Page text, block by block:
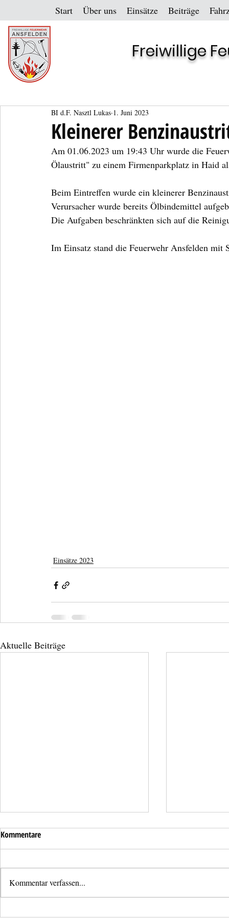
Start Über uns Einsätze Beiträge
Freiwillige
Kleinerer
BI d.F. Nasztl Lukas 1. Juni 2023
Am 01.06.2023 um 19:43 Uhr wurde die
Ölaustritt" zu einem Firmenparkplatz in Haid
Beim Eintreffen wurde ein kleinerer
Verursacher wurde bereits Ölbindemittel
Die Aufgaben beschränkten sich auf die
Im Einsatz stand die Feuerwehr Ansfelden
Einsätze 2023
Aktuelle Beiträge
Überflutung einer Tiefgarage in
Lose
Kommentare
Kommentar verfassen...